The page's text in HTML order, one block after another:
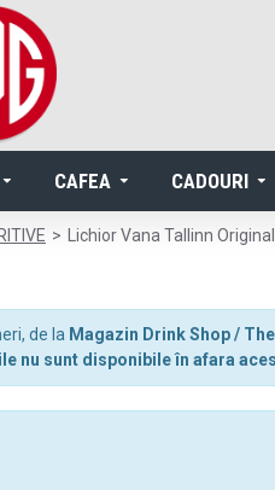
CAFEA CADOURI
Lichior Vana Tallinn
de la Magazin Drink Shop /
nu sunt disponibile în afara